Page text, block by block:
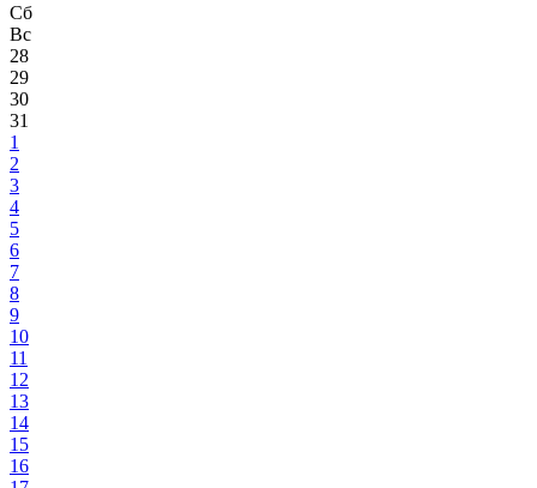
Сб
Вс
28
29
30
31
1
2
3
4
5
6
7
8
9
10
11
12
13
14
15
16